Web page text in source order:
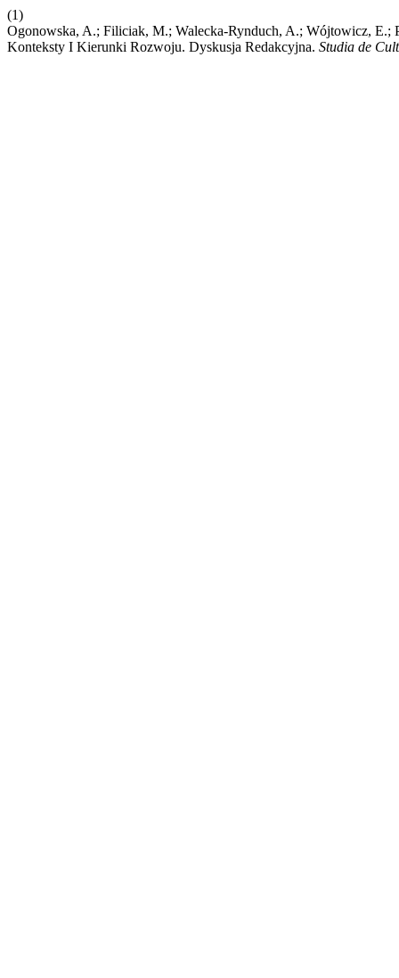
(1)
Ogonowska, A.; Filiciak, M.; Walecka-Rynduch, A.; Wójtowicz, E.;
Konteksty I Kierunki Rozwoju. Dyskusja Redakcyjna. Studia de